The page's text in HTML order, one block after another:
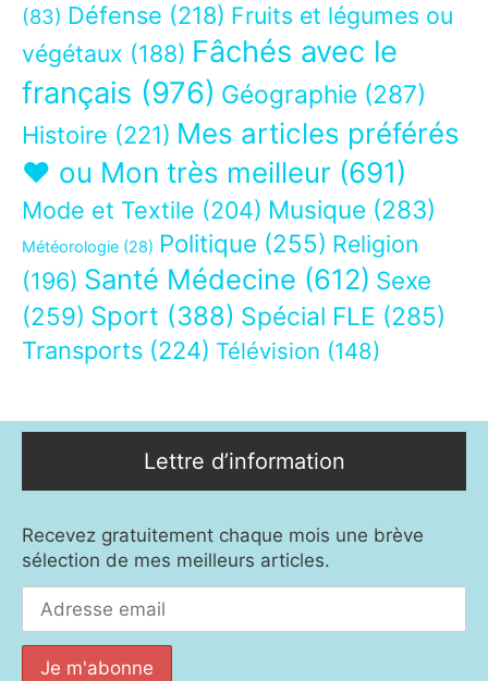
(83) Défense (218) Fruits et légumes ou
végétaux (188) Fâchés avec le
français (976) Géographie (287)
Histoire (221) Mes articles préférés
❤ ou Mon très meilleur (691)
Mode et Textile (204) Musique (283)
Météorologie (28) Politique (255) Religion
(196) Santé Médecine (612) Sexe
(259) Sport (388) Spécial FLE (285)
Transports (224) Télévision (148)
Lettre d’information
Recevez gratuitement chaque mois une brève
sélection de mes meilleurs articles.